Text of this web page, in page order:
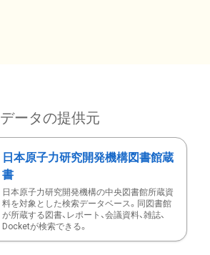
データの提供元
日本原子力研究開発機構図書館蔵
書
日本原子力研究開発機構の中央図書館所蔵資
料を対象とした検索データベース。同図書館
が所蔵する図書、レポート、会議資料、雑誌、
Docketが検索できる。